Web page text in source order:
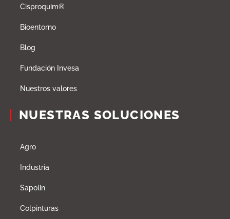
Cisproquim®
Bioentorno
Blog
Fundación Invesa
Nuestros valores
NUESTRAS SOLUCIONES
Agro
Industria
Sapolin
Colpinturas